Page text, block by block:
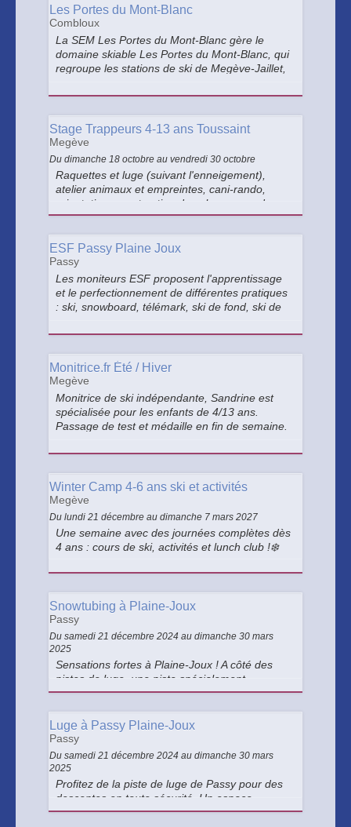
selon la formule choisie.
Les Portes du Mont-Blanc
Combloux
La SEM Les Portes du Mont-Blanc gère le
domaine skiable Les Portes du Mont-Blanc, qui
regroupe les stations de ski de Megève-Jaillet,
remontées mécaniques pour 65 pistes.
Stage Trappeurs 4-13 ans Toussaint
Megève
Du dimanche 18 octobre au vendredi 30 octobre
Raquettes et luge (suivant l'enneigement),
atelier animaux et empreintes, cani-rando,
orientation, construction de cabanes, rando
avec les ânes, accrobranche, pique-nique dans
copains.
ESF Passy Plaine Joux
Passy
Les moniteurs ESF proposent l'apprentissage
et le perfectionnement de différentes pratiques
: ski, snowboard, télémark, ski de fond, ski de
pour les enfants et les adultes.
Monitrice.fr Été / Hiver
Megève
Monitrice de ski indépendante, Sandrine est
spécialisée pour les enfants de 4/13 ans.
Passage de test et médaille en fin de semaine.
de stages Trappeurs de 5/6 jours, pour les 4/13
Winter Camp 4-6 ans ski et activités
Megève
Du lundi 21 décembre au dimanche 7 mars 2027
Une semaine avec des journées complètes dès
4 ans : cours de ski, activités et lunch club !❄️
Snowtubing à Plaine-Joux
Passy
Du samedi 21 décembre 2024 au dimanche 30 mars
2025
Sensations fortes à Plaine-Joux ! A côté des
pistes de luge, une piste spécialement
aménagée pour le snowtubing : une nouvelle
gonflables qui virevoltent dans tous les sens !
Luge à Passy Plaine-Joux
Passy
Du samedi 21 décembre 2024 au dimanche 30 mars
2025
Profitez de la piste de luge de Passy pour des
descentes en toute sécurité. Un espace
spécialement aménagé pour les petits et